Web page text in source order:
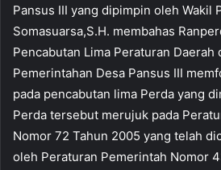
Pansus III yang dipimpin oleh Wakil
Somasuarsa,S.H. membahas
Pencabutan Lima Peraturan Daerah
Pemerintahan Desa Pansus III
pada pencabutan lima Perda yang
Perda tersebut merujuk pada
Nomor 72 Tahun 2005 yang telah
oleh Peraturan Pemerintah Nomor